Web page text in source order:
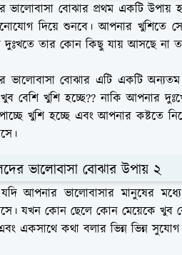
ভালোবাসা বোঝার প্রথম একটি
দিয়ে শুনবে। আপনার খুশিতে
তার কোন কিছু যায় আসছে না
ভালোবাসা বোঝার এটি একটি
বেশি খুশি হচ্ছে?? নাকি আপনার
খুশি হচ্ছে এবং আপনার কষ্টতে
ভালোবাসা বোঝার উপায় ২
আপনার ভালোবাসার মানুষের
যখন কোন ছেলে কোন মেয়েকে খুব
একসাথে কথা বলার ভিন্ন ভিন্ন